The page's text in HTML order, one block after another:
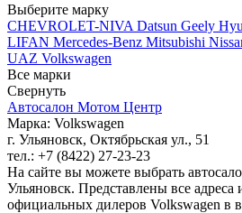
Выберите марку
CHEVROLET-NIVA Datsun Geely
LIFAN Mercedes-Benz Mitsubishi
UAZ Volkswagen
Все марки
Свернуть
Автосалон Мотом Центр
Марка: Volkswagen
г. Ульяновск, Октябрьская ул., 51
тел.: +7 (8422) 27-23-23
На сайте вы можете выбрать
Ульяновск. Представлены все адреса
официальных дилеров Volkswagen в